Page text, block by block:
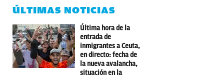
ÚLTIMAS NOTICIAS
Última hora de la
entrada de
inmigrantes a Ceuta,
en directo: fecha de
la nueva avalancha,
situación en la